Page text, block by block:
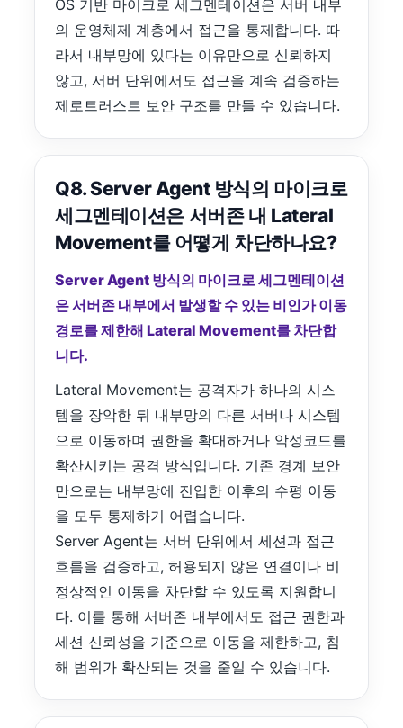
OS 기반 마이크로 세그멘테이션은 서버 내부
의 운영체제 계층에서 접근을 통제합니다. 따
라서 내부망에 있다는 이유만으로 신뢰하지
않고, 서버 단위에서도 접근을 계속 검증하는
제로트러스트 보안 구조를 만들 수 있습니다.
Q8. Server Agent 방식의 마이크로
세그멘테이션은 서버존 내 Lateral
Movement를 어떻게 차단하나요?
Server Agent 방식의 마이크로 세그멘테이션
은 서버존 내부에서 발생할 수 있는 비인가 이동
경로를 제한해 Lateral Movement를 차단합
니다.
Lateral Movement는 공격자가 하나의 시스
템을 장악한 뒤 내부망의 다른 서버나 시스템
으로 이동하며 권한을 확대하거나 악성코드를
확산시키는 공격 방식입니다. 기존 경계 보안
만으로는 내부망에 진입한 이후의 수평 이동
을 모두 통제하기 어렵습니다.
Server Agent는 서버 단위에서 세션과 접근
흐름을 검증하고, 허용되지 않은 연결이나 비
정상적인 이동을 차단할 수 있도록 지원합니
다. 이를 통해 서버존 내부에서도 접근 권한과
세션 신뢰성을 기준으로 이동을 제한하고, 침
해 범위가 확산되는 것을 줄일 수 있습니다.